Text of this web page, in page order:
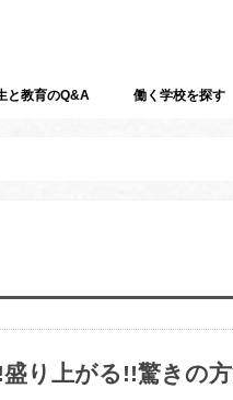
と教育のQ&A 働く学校を探す
り上がる!!驚きの